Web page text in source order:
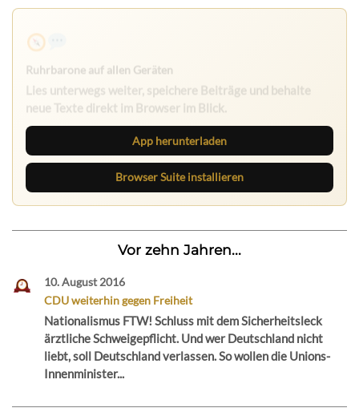
Ruhrbarone auf allen Geräten
Lies unterwegs weiter, speichere Beiträge und behalte
neue Texte direkt im Browser im Blick.
App herunterladen
Browser Suite installieren
Vor zehn Jahren...
10. August 2016
CDU weiterhin gegen Freiheit
Nationalismus FTW! Schluss mit dem Sicherheitsleck
ärztliche Schweigepflicht. Und wer Deutschland nicht
liebt, soll Deutschland verlassen. So wollen die Unions-
Innenminister...